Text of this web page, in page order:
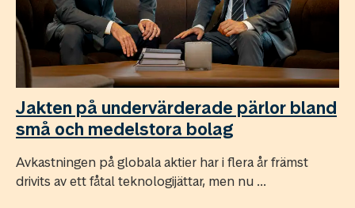
Jakten på undervärderade pärlor bland
små och medelstora bolag
Avkastningen på globala aktier har i flera år främst
drivits av ett fåtal teknologijättar, men nu ...